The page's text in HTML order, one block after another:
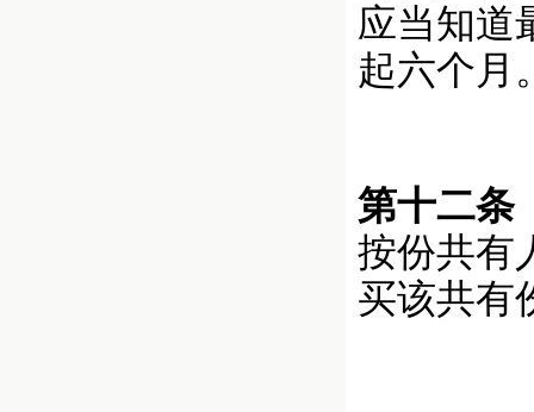
应当知道
起六个月
第十二条
按份共有
买该共有